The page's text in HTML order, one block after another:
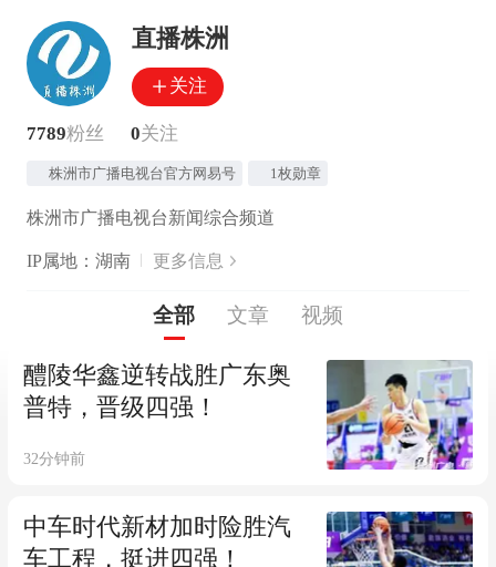
直播株洲
关注
7789粉丝 0关注
株洲市广播电视台官方网易号 1枚勋章
株洲市广播电视台新闻综合频道
IP属地：湖南 更多信息
全部 文章 视频
醴陵华鑫逆转战胜广东奥
普特，晋级四强！
32分钟前
中车时代新材加时险胜汽
车工程，挺进四强！